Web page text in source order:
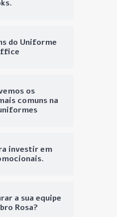
do Uniforme
os
comuns na
investir em
a sua equipe
Rosa?